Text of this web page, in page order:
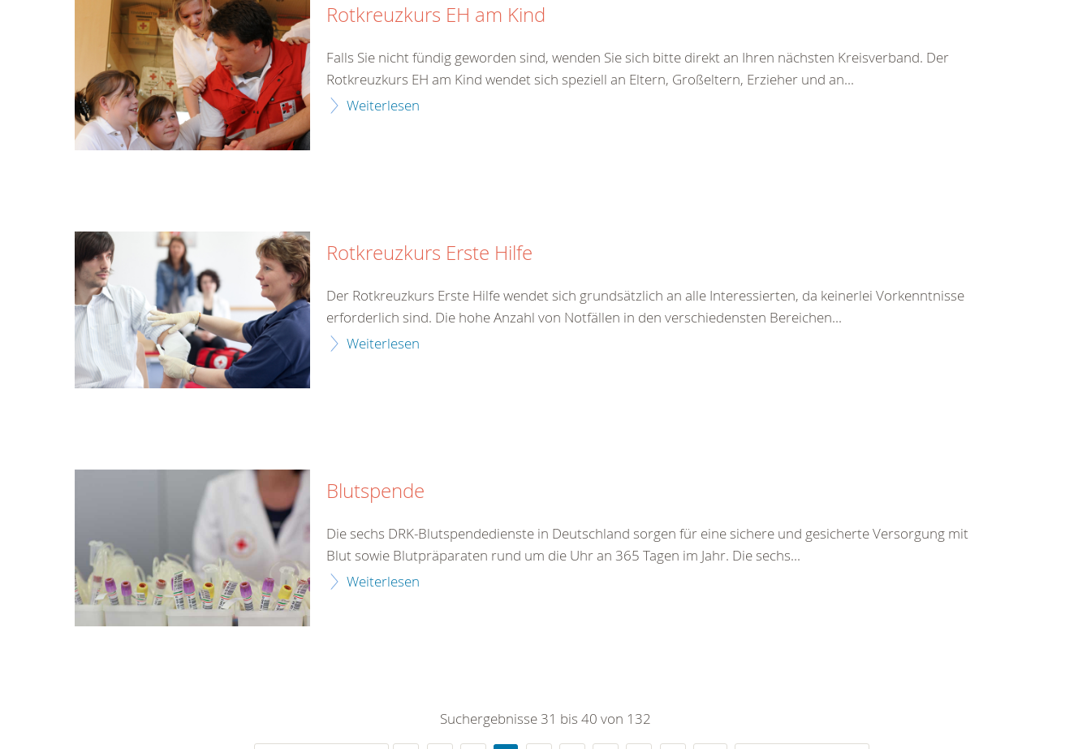
Rotkreuzkurs EH am Kind
Falls Sie nicht fündig geworden sind, wenden Sie sich bitte direkt an Ihren nächsten Kreisverband. Der
Rotkreuzkurs EH am Kind wendet sich speziell an Eltern, Großeltern, Erzieher und an...
Weiterlesen
Rotkreuzkurs Erste Hilfe
Der Rotkreuzkurs Erste Hilfe wendet sich grundsätzlich an alle Interessierten, da keinerlei Vorkenntnisse
erforderlich sind. Die hohe Anzahl von Notfällen in den verschiedensten Bereichen...
Weiterlesen
Blutspende
Die sechs DRK-Blutspendedienste in Deutschland sorgen für eine sichere und gesicherte Versorgung mit
Blut sowie Blutpräparaten rund um die Uhr an 365 Tagen im Jahr. Die sechs...
Weiterlesen
Suchergebnisse 31 bis 40 von 132